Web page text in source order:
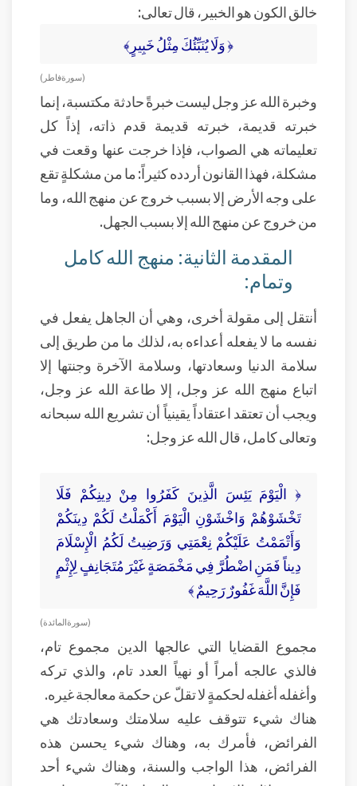
خالق الكون هو الخبير، قال تعالى:
﴿ وَلَا يُنَبِّئُكَ مِثْلُ خَبِيرٍ﴾
( سورة فاطر )
وخبرة الله عز وجل ليست خبرةً حادثة مكتسبة، إنما
خبرته قديمة، خبرته قديمة قدم ذاته، إذاً كل
تعليماته هي الصواب، فإذا خرجت عنها وقعت في
مشكلة، فهذا القانون أردده كثيراً: ما من مشكلةٍ تقع
على وجه الأرض إلا بسبب خروج عن منهج الله، وما
من خروج عن منهج الله إلا بسبب الجهل.
المقدمة الثانية: منهج الله كامل
وتمام:
أنتقل إلى مقولة أخرى، وهي أن الجاهل يفعل في
نفسه ما لا يفعله أعداءه به، لذلك ما من طريق إلى
سلامة الدنيا وسعادتها، وسلامة الآخرة وجنتها إلا
اتباع منهج الله عز وجل، إلا طاعة الله عز وجل،
ويجب أن تعتقد اعتقاداً يقينياً أن تشريع الله سبحانه
وتعالى كامل، قال الله عز وجل:
﴿ الْيَوْمَ يَئِسَ الَّذِينَ كَفَرُوا مِنْ دِينِكُمْ فَلَا
تَخْشَوْهُمْ وَاخْشَوْنِ الْيَوْمَ أَكْمَلْتُ لَكُمْ دِينَكُمْ
وَأَتْمَمْتُ عَلَيْكُمْ نِعْمَتِي وَرَضِيتُ لَكُمُ الْإِسْلَامَ
دِيناً فَمَنِ اضْطُرَّ فِي مَخْمَصَةٍ غَيْرَ مُتَجَانِفٍ لِإِثْمٍ
فَإِنَّ اللَّهَ غَفُورٌ رَحِيمٌ ﴾
( سورة المائدة )
مجموع القضايا التي عالجها الدين مجموع تام،
فالذي عالجه أمراً أو نهياً العدد تام، والذي تركه
وأغفله أغفله لحكمةٍ لا تقلّ عن حكمة معالجة غيره.
هناك شيء تتوقف عليه سلامتك وسعادتك هي
الفرائض، فأمرك به، وهناك شيء يحسن هذه
الفرائض، هذا الواجب والسنة، وهناك شيء أحد